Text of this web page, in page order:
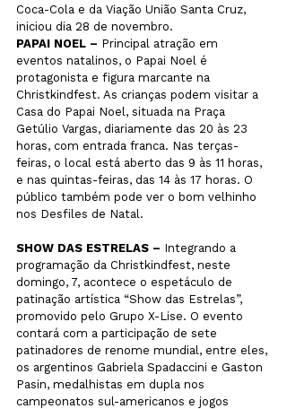
Coca-Cola e da Viação União Santa Cruz,
iniciou dia 28 de novembro.
PAPAI NOEL – Principal atração em
eventos natalinos, o Papai Noel é
protagonista e figura marcante na
Christkindfest. As crianças podem visitar a
Casa do Papai Noel, situada na Praça
Getúlio Vargas, diariamente das 20 às 23
horas, com entrada franca. Nas terças-
feiras, o local está aberto das 9 às 11 horas,
e nas quintas-feiras, das 14 às 17 horas. O
público também pode ver o bom velhinho
nos Desfiles de Natal.
SHOW DAS ESTRELAS – Integrando a
programação da Christkindfest, neste
domingo, 7, acontece o espetáculo de
patinação artística “Show das Estrelas”,
promovido pelo Grupo X-Lise. O evento
contará com a participação de sete
patinadores de renome mundial, entre eles,
os argentinos Gabriela Spadaccini e Gaston
Pasin, medalhistas em dupla nos
campeonatos sul-americanos e jogos